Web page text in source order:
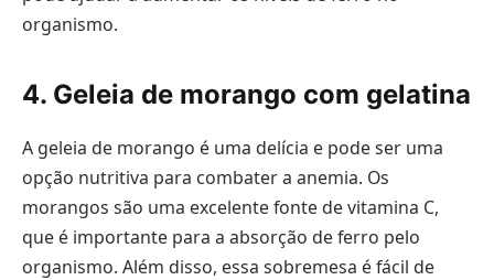
organismo.
4. Geleia de morango com gelatina
A geleia de morango é uma delícia e pode ser uma
opção nutritiva para combater a anemia. Os
morangos são uma excelente fonte de vitamina C,
que é importante para a absorção de ferro pelo
organismo. Além disso, essa sobremesa é fácil de